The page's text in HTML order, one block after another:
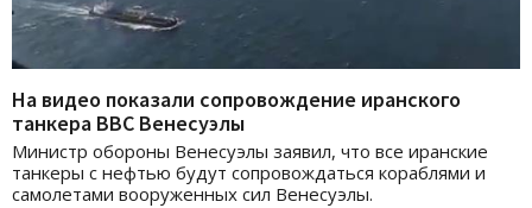
На видео показали сопровождение иранского
танкера ВВС Венесуэлы
Министр обороны Венесуэлы заявил, что все иранские
танкеры с нефтью будут сопровождаться кораблями и
самолетами вооруженных сил Венесуэлы.